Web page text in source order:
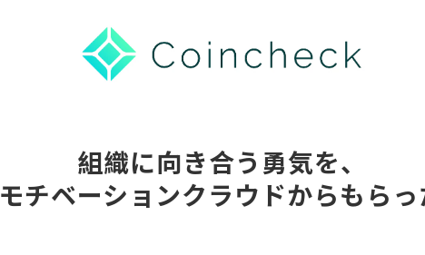
組織に向き合う勇気を、
モチベーションクラウドからもらっ